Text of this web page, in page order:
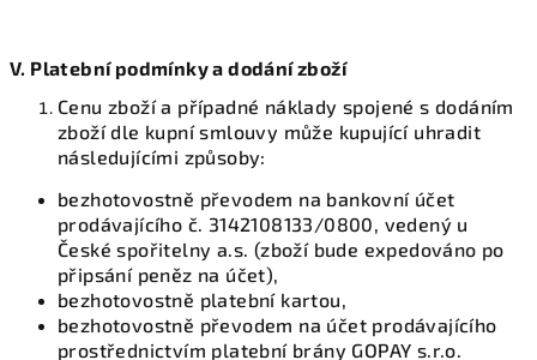
V. Platební podmínky a dodání zboží
Cenu zboží a případné náklady spojené s dodáním
zboží dle kupní smlouvy může kupující uhradit
následujícími způsoby:
bezhotovostně převodem na bankovní účet
prodávajícího č. 3142108133/0800, vedený u
České spořitelny a.s. (zboží bude expedováno po
připsání peněz na účet),
bezhotovostně platební kartou,
bezhotovostně převodem na účet prodávajícího
prostřednictvím platební brány GOPAY s.r.o.